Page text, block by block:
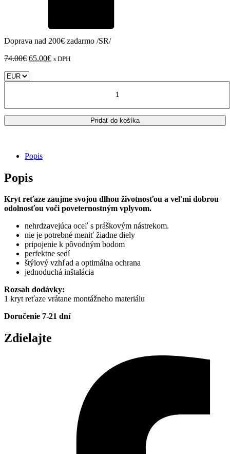
Doprava nad 200€ zadarmo /SR/
74.00€ Pôvodná
65.00€Aktuálna
s DPH
reťaze
Pridať do košíka
Popis
Popis
Kryt reťaze zaujme svojou dlhou životnosťou a veľmi dobrou
odolnosťou voči poveternostným vplyvom.
nehrdzavejúca oceľ s práškovým nástrekom.
nie je potrebné meniť žiadne diely
pripojenie k pôvodným bodom
perfektne sedí
štýlový vzhľad a optimálna ochrana
jednoduchá inštalácia
Rozsah dodávky:
1 kryt reťaze vrátane montážneho materiálu
Doručenie 7-21 dní
Zdielajte